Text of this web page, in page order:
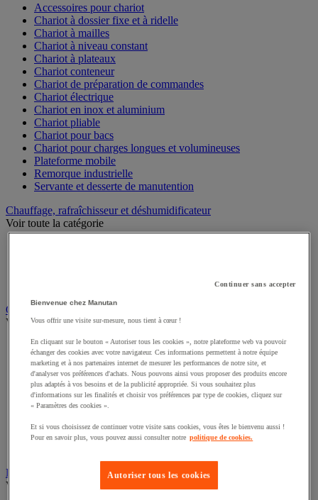
Accessoires pour chariot
Chariot à dossier fixe et à ridelle
Chariot à mailles
Chariot à niveau constant
Chariot à plateaux
Chariot conteneur
Chariot de préparation de commandes
Chariot électrique
Chariot en inox et aluminium
Chariot pliable
Chariot pour bacs
Chariot pour charges longues et volumineuses
Plateforme mobile
Remorque industrielle
Servante et desserte de manutention
Chauffage, rafraîchisseur et déshumidificateur
Voir toute la catégorie
Convoyeur
Voir toute la catégorie
Accessoires pour convoyeur
Bille de manutention
Convoyeur à rouleaux
Convoyeur extensible et mobile
Convoyeur motorisé à bande
Convoyeur pour palettes
Rail et barrette de manutention
Rouleau de manutention et galet pour convoyeur
Diable
Voir toute la catégorie
Continuer sans accepter
Bienvenue chez Manutan
Vous offrir une visite sur-mesure, nous tient à cœur !
En cliquant sur le bouton « Autoriser tous les cookies », notre plateforme web va pouvoir
échanger des cookies avec votre navigateur. Ces informations permettent à notre équipe
marketing et à nos partenaires internet de mesurer les performances de notre site, et
d'analyser vos préférences d'achats. Nous pouvons ainsi vous proposer des produits encore
plus adaptés à vos besoins et de la publicité appropriée. Si vous souhaitez plus
d'informations sur les finalités et choisir vos préférences par type de cookies, cliquez sur
« Paramètres des cookies ».
Et si vous choisissez de continuer votre visite sans cookies, vous êtes le bienvenu aussi !
Pour en savoir plus, vous pouvez aussi consulter notre politique de cookies.
Autoriser tous les cookies